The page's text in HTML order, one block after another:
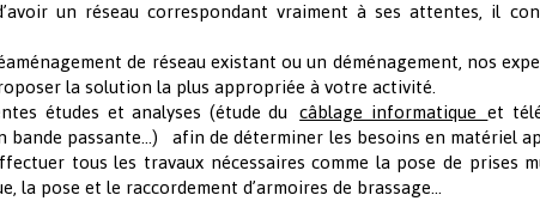
un réseau correspondant vraiment à ses attentes, il
de réseau existant ou un déménagement, nos
la solution la plus appropriée à votre activité.
études et analyses (étude ducâblage informatiqueet
bande passante…) afin de déterminer les besoins en matériel
tous les travaux nécessaires comme la pose de prises
la pose et le raccordement d’armoires de brassage…